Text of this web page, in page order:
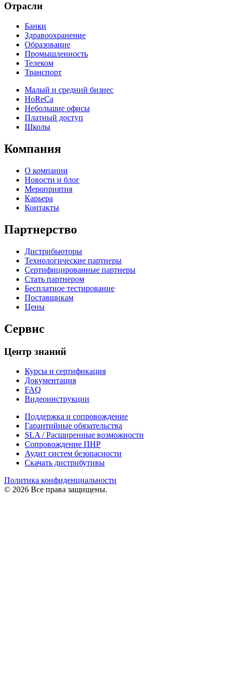
Отрасли
Банки
Здравоохранение
Образование
Промышленность
Телеком
Транспорт
Малый и средний бизнес
HoReCa
Небольшие офисы
Платный доступ
Школы
Компания
О компании
Новости и блог
Мероприятия
Карьера
Контакты
Партнерство
Дистрибьюторы
Технологические партнеры
Сертифицированные партнеры
Стать партнером
Бесплатное тестирование
Поставщикам
Цены
Сервис
Центр знаний
Курсы и сертификация
Документация
FAQ
Видеоинструкции
Поддержка и сопровождение
Гарантийные обязательства
SLA / Расширенные возможности
Сопровождение ПНР
Аудит систем безопасности
Скачать дистрибутивы
Политика конфиденциальности
© 2026 Все права защищены.